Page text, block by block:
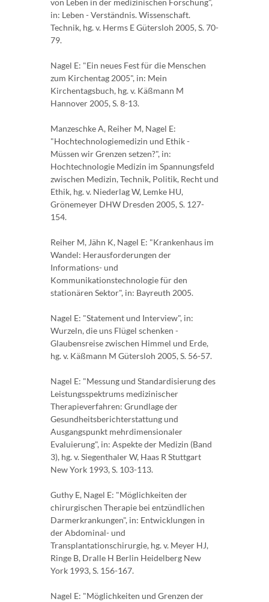
in: Leben - Verständnis. Wissenschaft.
Technik, hg. v. Herms E Gütersloh 2005, S. 70-
79.
Nagel E: "Ein neues Fest für die Menschen
zum Kirchentag 2005", in: Mein
Kirchentagsbuch, hg. v. Käßmann M
Hannover 2005, S. 8-13.
Manzeschke A, Reiher M, Nagel E:
"Hochtechnologiemedizin und Ethik -
Müssen wir Grenzen setzen?", in:
Hochtechnologie Medizin im Spannungsfeld
zwischen Medizin, Technik, Politik, Recht und
Ethik, hg. v. Niederlag W, Lemke HU,
Grönemeyer DHW Dresden 2005, S. 127-
154.
Reiher M, Jähn K, Nagel E: "Krankenhaus im
Wandel: Herausforderungen der
Informations- und
Kommunikationstechnologie für den
stationären Sektor", in: Bayreuth 2005.
Nagel E: "Statement und Interview", in:
Wurzeln, die uns Flügel schenken -
Glaubensreise zwischen Himmel und Erde,
hg. v. Käßmann M Gütersloh 2005, S. 56-57.
Nagel E: "Messung und Standardisierung des
Leistungsspektrums medizinischer
Therapieverfahren: Grundlage der
Gesundheitsberichterstattung und
Ausgangspunkt mehrdimensionaler
Evaluierung", in: Aspekte der Medizin (Band
3), hg. v. Siegenthaler W, Haas R Stuttgart
New York 1993, S. 103-113.
Guthy E, Nagel E: "Möglichkeiten der
chirurgischen Therapie bei entzündlichen
Darmerkrankungen", in: Entwicklungen in
der Abdominal- und
Transplantationschirurgie, hg. v. Meyer HJ,
Ringe B, Dralle H Berlin Heidelberg New
York 1993, S. 156-167.
Nagel E: "Möglichkeiten und Grenzen der